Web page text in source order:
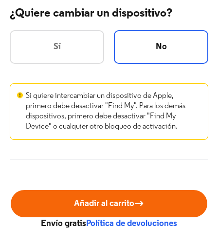
¿Quiere cambiar un dispositivo?
Sí No
Si quiere intercambiar un dispositivo de Apple,
primero debe desactivar "Find My". Para los demás
dispositivos, primero debe desactivar "Find My
Device" o cualquier otro bloqueo de activación.
Añadir al carrito
Envío gratisPolítica de devoluciones